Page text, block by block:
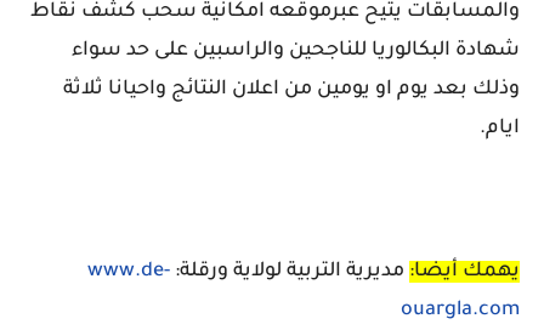
والمسابقات يتيح عبرموقعه امكانية سحب كشف نقاط
شهادة البكالوريا للناجحين والراسبين على حد سواء
وذلك بعد يوم او يومين من اعلان النتائج واحيانا ثلاثة
ايام.
يهمك أيضا: مديرية التربية لولاية ورقلة: www.de-
ouargla.com